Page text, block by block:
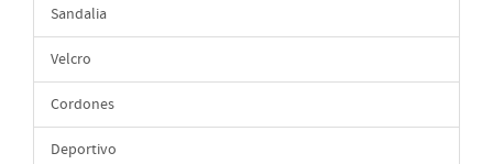
Sandalia
Velcro
Cordones
Deportivo